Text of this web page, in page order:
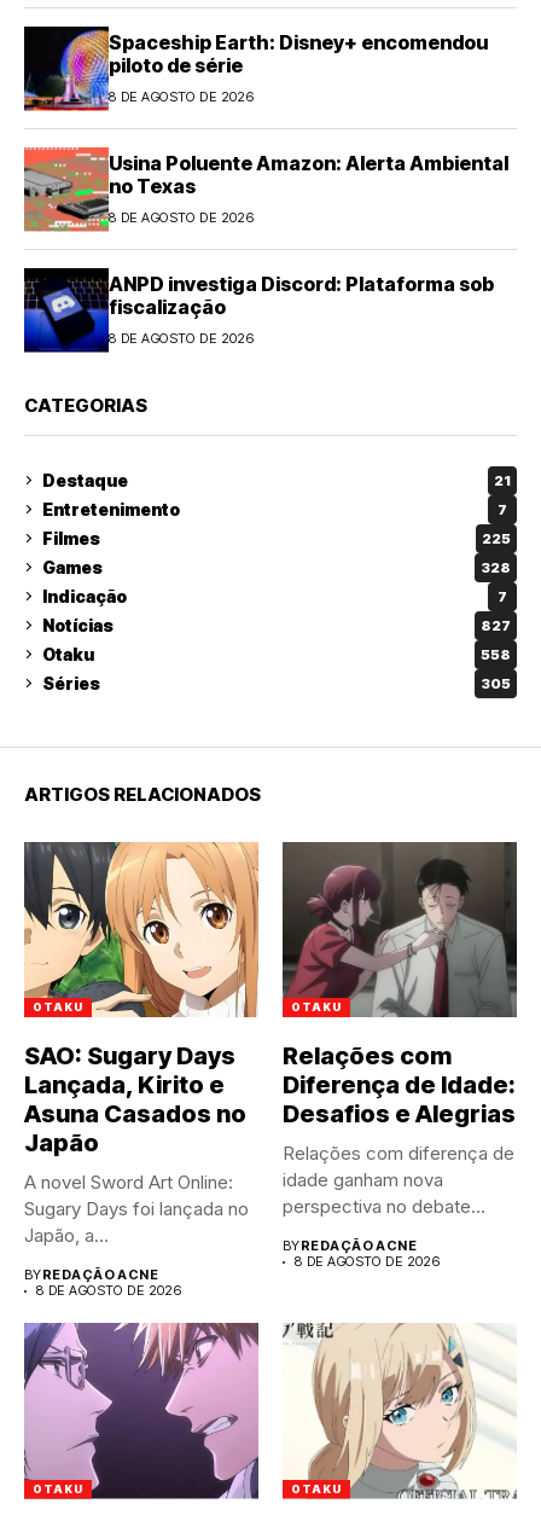
Spaceship Earth: Disney+ encomendou
piloto de série
8 DE AGOSTO DE 2026
Usina Poluente Amazon: Alerta Ambiental
no Texas
8 DE AGOSTO DE 2026
ANPD investiga Discord: Plataforma sob
fiscalização
8 DE AGOSTO DE 2026
CATEGORIAS
Destaque 21
Entretenimento 7
Filmes 225
Games 328
Indicação 7
Notícias 827
Otaku 558
Séries 305
ARTIGOS RELACIONADOS
OTAKU
SAO: Sugary Days
Lançada, Kirito e
Asuna Casados no
Japão
A novel Sword Art Online:
Sugary Days foi lançada no
Japão, a...
BYREDAÇÃO ACNE
8 DE AGOSTO DE 2026
OTAKU
Relações com
Diferença de Idade:
Desafios e Alegrias
Relações com diferença de
idade ganham nova
perspectiva no debate
público atual....
BYREDAÇÃO ACNE
8 DE AGOSTO DE 2026
OTAKU OTAKU